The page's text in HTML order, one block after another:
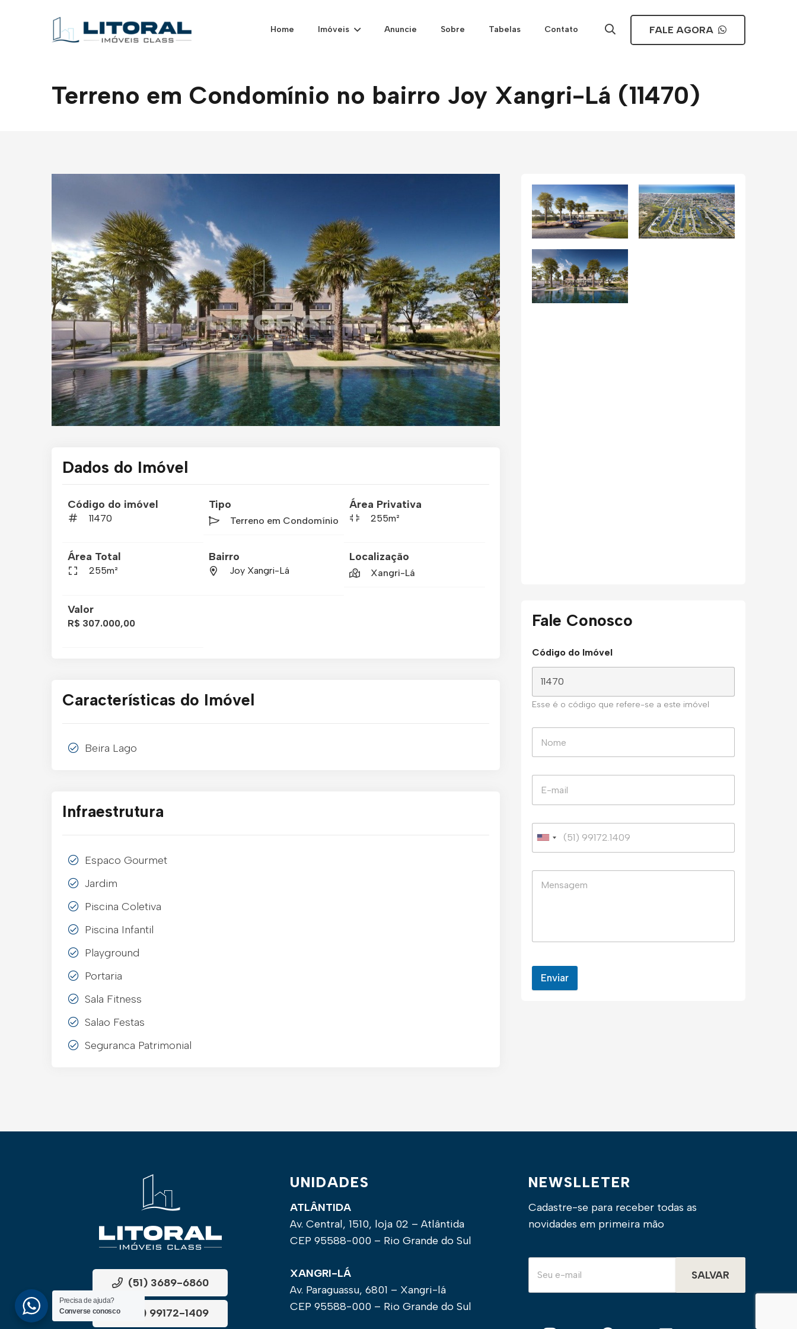
Home Imóveis Anuncie Sobre Tabelas Contato FALE AGORA
Terreno em Condomínio no bairro Joy Xangri-Lá (11470)
Dados do Imóvel
Código do imóvel
11470
Tipo
Terreno em Condomínio
Área Privativa
255m²
Área Total
255m²
Bairro
Joy Xangri-Lá
Localização
Xangri-Lá
Valor
R$ 307.000,00
Características do Imóvel
Beira Lago
Infraestrutura
Espaco Gourmet
Jardim
Piscina Coletiva
Piscina Infantil
Playground
Portaria
Sala Fitness
Salao Festas
Seguranca Patrimonial
Fale Conosco
Código do Imóvel
Esse é o código que refere-se a este imóvel
Enviar
(51) 3689-6860
(51) 99172-1409
UNIDADES
ATLÂNTIDA
Av. Central, 1510, loja 02 – Atlântida
CEP 95588-000 – Rio Grande do Sul
XANGRI-LÁ
Av. Paraguassu, 6801 – Xangri-lá
CEP 95588-000 – Rio Grande do Sul
NEWSLLETER
Cadastre-se para receber todas as
novidades em primeira mão
SALVAR
Precisa de ajuda?
Converse conosco